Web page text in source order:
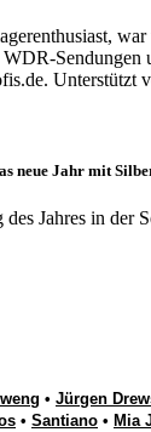
WDR-
Unterstützt
neue Jahr mit
Jahres in der
• Jürgen
• Santiano • Mia